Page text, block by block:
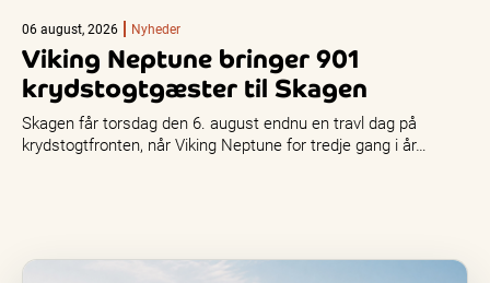
06 august, 2026 Nyheder
Viking Neptune bringer 901
krydstogtgæster til Skagen
Skagen får torsdag den 6. august endnu en travl dag på
krydstogtfronten, når Viking Neptune for tredje gang i år…